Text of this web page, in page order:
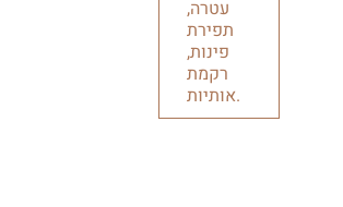
עטרה,
תפירת
פינות,
רקמת
אותיות.